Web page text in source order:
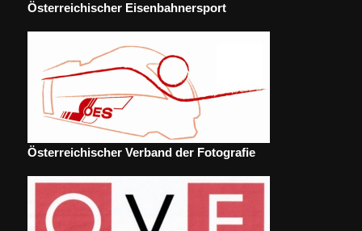
Österreichischer Eisenbahnersport
Österreichischer Verband der Fotografie